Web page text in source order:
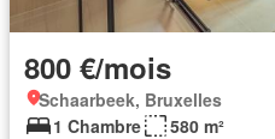
800 €/mois
Schaarbeek, Bruxelles
1 Chambre
580 m²